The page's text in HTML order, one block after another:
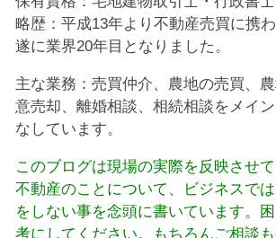
略歴：平成13年より不動産売買に携わ
遂に業界20年目となりました。
主な業務：売買仲介、農地の売買、
意売却、離婚相談、相続相談をメイ
なしています。
このブログは現場の実際を反映させ
不動産のことについて、ビジネスで
をしない事を念頭に書いています。
考にしてください。もちろんご相談も